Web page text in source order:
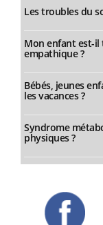
Les troubles du
Mon enfant est-
empathique ?
Bébés, jeunes
les vacances ?
Syndrome
physiques ?